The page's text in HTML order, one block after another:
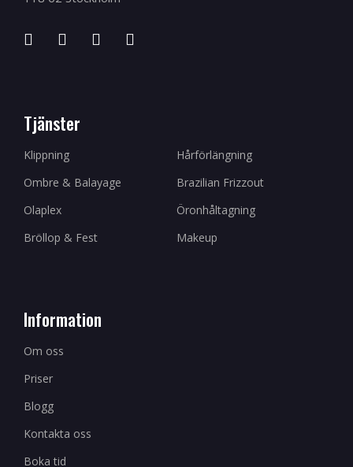
Tjänster
Klippning
Hårförlängning
Ombre & Balayage
Brazilian Frizzout
Olaplex
Öronhåltagning
Bröllop & Fest
Makeup
Information
Om oss
Priser
Blogg
Kontakta oss
Boka tid